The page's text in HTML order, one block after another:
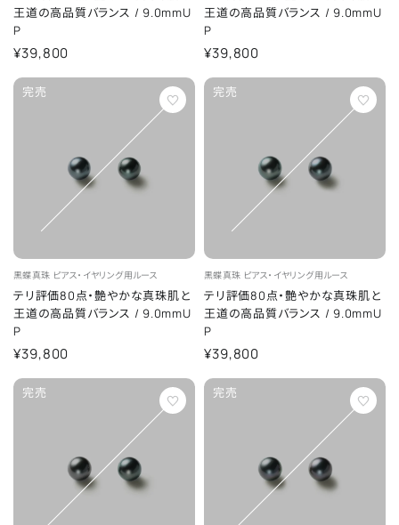
王道の高品質バランス /9.0mmU
P
¥39,800
王道の高品質バランス /9.0mmU
P
¥39,800
黒蝶真珠 ピアス・イヤリング用ルース
テリ評価80点・艶やかな真珠肌と
王道の高品質バランス /9.0mmU
P
¥39,800
完売
黒蝶真珠 ピアス・イヤリング用ルース
テリ評価80点・艶やかな真珠肌と
王道の高品質バランス /9.0mmU
P
¥39,800
完売
完売 完売